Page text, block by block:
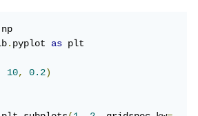
.pyplot as
10, 0.2)